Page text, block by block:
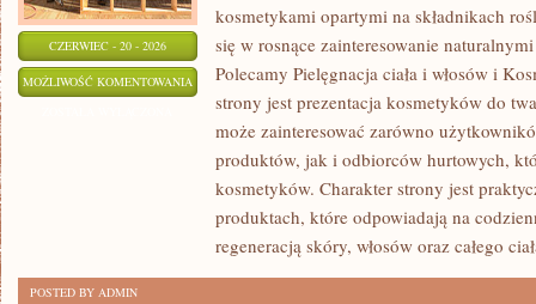
CZERWIEC - 20 - 2026
MOŻLIWOŚĆ KOMENTOWANIA
ZRÓB
SAM
kosmetykami opartymi na składnikach
się w rosnące zainteresowanie
Polecamy Pielęgnacja ciała i włosów i
strony jest prezentacja kosmetyków do
może zainteresować zarówno
produktów, jak i odbiorców hurtowych,
kosmetyków. Charakter strony jest
produktach, które odpowiadają na
regeneracją skóry, włosów oraz całego
POSTED BY ADMIN